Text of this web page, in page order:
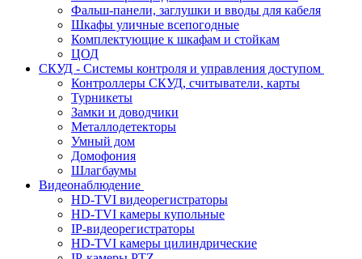
Фальш-панели, заглушки и вводы для кабеля
Шкафы уличные всепогодные
Комплектующие к шкафам и стойкам
ЦОД
СКУД - Системы контроля и управления доступом
Контроллеры СКУД, считыватели, карты
Турникеты
Замки и доводчики
Металлодетекторы
Умный дом
Домофония
Шлагбаумы
Видеонаблюдение
HD-TVI видеорегистраторы
HD-TVI камеры купольные
IP-видеорегистраторы
HD-TVI камеры цилиндрические